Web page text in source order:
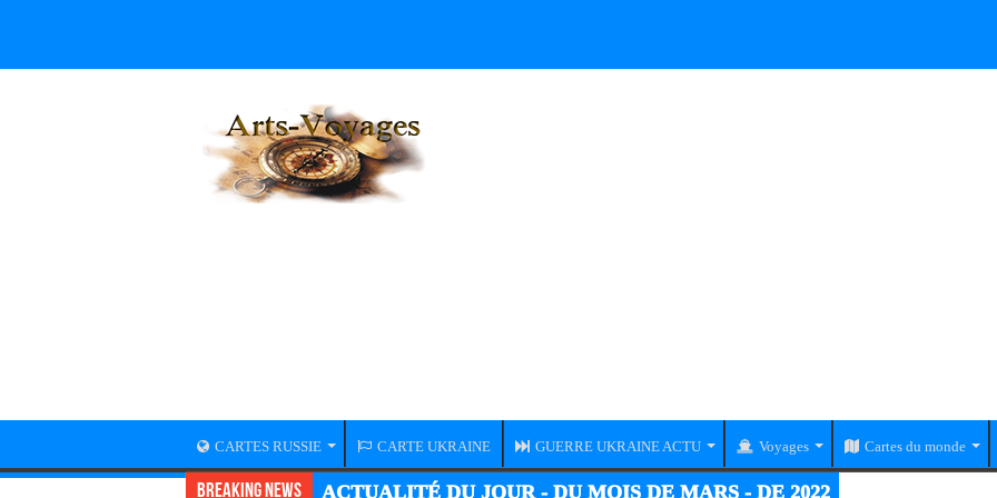
CARTES RUSSIE CARTE UKRAINE GUERRE UKRAINE ACTU Voyages Cartes du monde
Breaking News ACTUALITÉ DU JOUR - DU MOIS DE MARS - DE 2022